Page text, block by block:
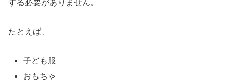
する必要がありません。
たとえば、
子ども服
おもちゃ